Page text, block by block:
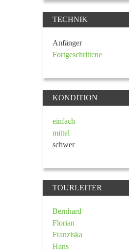
TECHNIK
Anfänger
Fortgeschrittene
KONDITION
einfach
mittel
schwer
TOURLEITER
Bernhard
Florian
Franziska
Hans